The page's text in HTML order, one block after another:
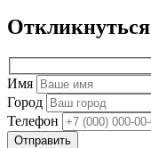
Откликнуться
Имя
Город
Телефон
Отправить